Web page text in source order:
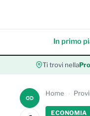
In primo
Ti trovi nella
Home
ECONOMIA